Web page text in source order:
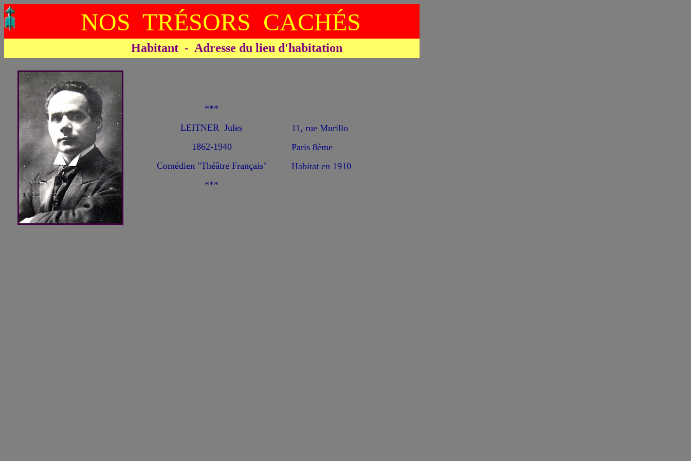
NOS TRÉSORS CACHÉS
Habitant - Adresse du lieu d'habitation
***
LEITNER Jules
1862-1940
Comédien "Théâtre Français"
***
11, rue Murillo
Paris 8ème
Habitat en 1910